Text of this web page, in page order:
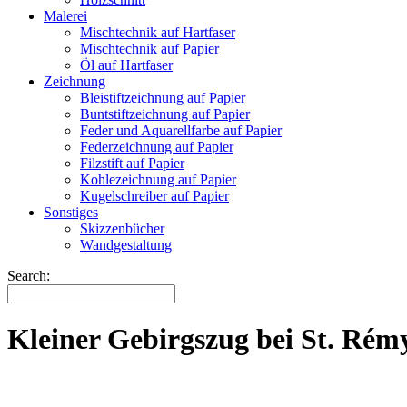
Malerei
Mischtechnik auf Hartfaser
Mischtechnik auf Papier
Öl auf Hartfaser
Zeichnung
Bleistiftzeichnung auf Papier
Buntstiftzeichnung auf Papier
Feder und Aquarellfarbe auf Papier
Federzeichnung auf Papier
Filzstift auf Papier
Kohlezeichnung auf Papier
Kugelschreiber auf Papier
Sonstiges
Skizzenbücher
Wandgestaltung
Search:
Kleiner Gebirgszug bei St.